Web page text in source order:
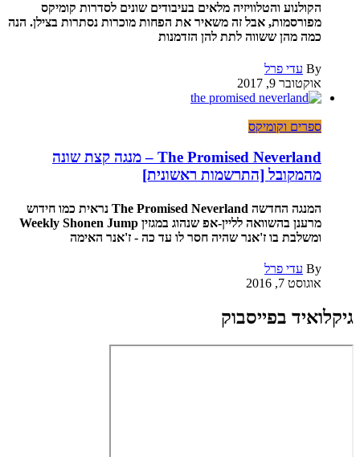
הקולנוע והטלוויזיה מלאים בעיבודים שונים לסדרות קומיקס
מפורסמות, אבל זה משאיר את הפחות מוכרות נסתרות בצילן. הנה
כמה מהן ששווה לתת להן הזדמנות
By עדי פרל
אוקטובר 9, 2017
ספרים וקומיקס
The Promised Neverland – מנגה קצת שונה
מהמקובל [התרשמות ראשונית]
המנגה החדשה The Promised Neverland נראית כמו חידוש
מרענן בהשוואה לליין-אפ שנהוג במגזין Weekly Shonen Jump
ומשלבת בו ז'אנר שהיה חסר לו עד כה - ז'אנר האימה
By עדי פרל
אוגוסט 7, 2016
גיקלואיד בפייסבוק